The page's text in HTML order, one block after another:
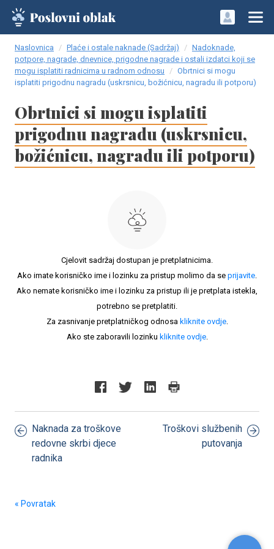
Naslovnica Plaće i ostale naknade (Sadržaj)
Nadoknade,
potpore, nagrade, dnevnice, prigodne nagrade i ostali izdatci koji se
mogu isplatiti radnicima u radnom odnosu
Obrtnici si mogu
isplatiti prigodnu nagradu (uskrsnicu, božićnicu, nagradu ili potporu)
Obrtnici si mogu isplatiti
prigodnu nagradu (uskrsnicu,
božićnicu, nagradu ili potporu)
Cjelovit sadržaj dostupan je pretplatnicima.
Ako imate korisničko ime i lozinku za pristup molimo da se prijavite.
Ako nemate korisničko ime i lozinku za pristup ili je pretplata istekla,
potrebno se pretplatiti.
Za zasnivanje pretplatničkog odnosa kliknite ovdje.
Ako ste zaboravili lozinku kliknite ovdje.
Naknada za troškove
redovne skrbi djece
radnika
Troškovi službenih
putovanja
« Povratak